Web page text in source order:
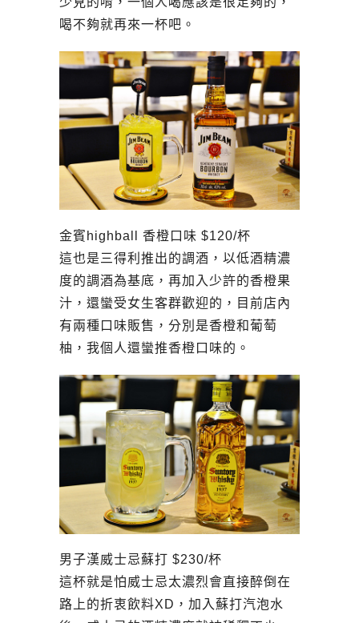
喝不夠就再來一杯吧。
金賓highball 香橙口味 $120/杯
這也是三得利推出的調酒，以低酒精濃
度的調酒為基底，再加入少許的香橙果
汁，還蠻受女生客群歡迎的，目前店內
有兩種口味販售，分別是香橙和葡萄
柚，我個人還蠻推香橙口味的。
男子漢威士忌蘇打 $230/杯
這杯就是怕威士忌太濃烈會直接醉倒在
路上的折衷飲料XD，加入蘇打汽泡水